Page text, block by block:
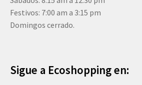
Festivos: 7:00 am a 3:15 pm
Domingos cerrado.
Sigue a Ecoshopping en: